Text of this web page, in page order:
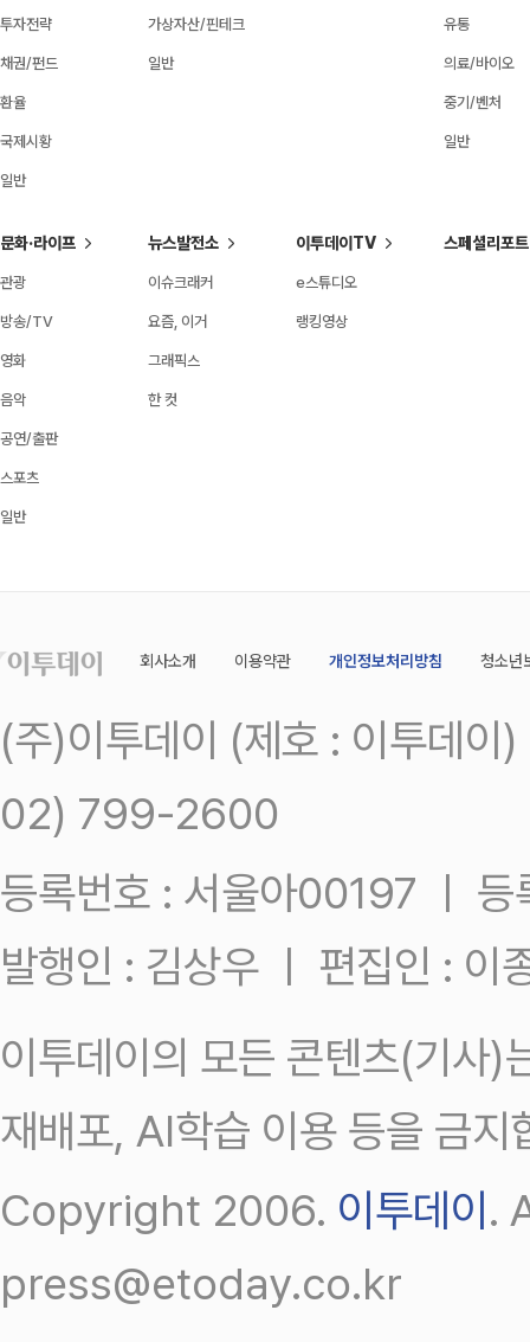
투자전략
채권/펀드
환율
국제시황
일반
가상자산/핀테크
일반
유통
의료/바이오
중기/벤처
일반
문화·라이프
관광
방송/TV
영화
음악
공연/출판
스포츠
일반
뉴스발전소
이슈크래커
요즘, 이거
그래픽스
한 컷
이투데이TV
e스튜디오
랭킹영상
스페셜리포트
회사소개 이용약관 개인정보처리방침 청소년
(주)이투데이 (제호 : 이투데
02) 799-2600
등록번호 : 서울아00197 ㅣ
발행인 : 김상우 ㅣ 편집인 : 이
이투데이의 모든 콘텐츠(기사)
재배포, AI학습 이용 등을 금지
Copyright 2006. 이투데이.
press@etoday.co.kr